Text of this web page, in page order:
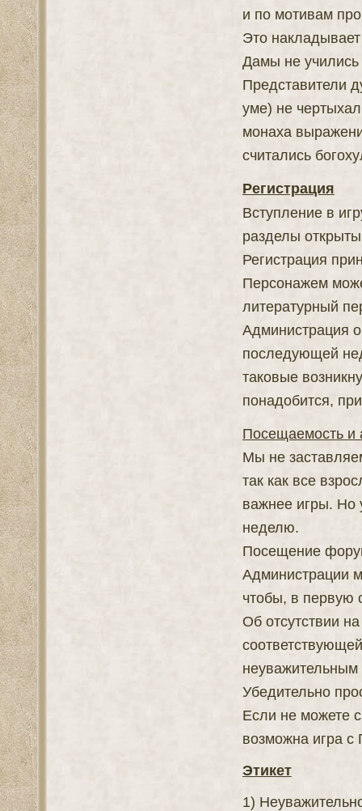
и по мотивам
Это
Дамы не
Представители
уме) не
монаха
считались
Регистрация
Вступление в
разделы
Регистрация
Персонажем
литературный
Администрация
последующей
таковые
понадобится,
Посещаемость и
Мы не
так как все
важнее игры. Но
неделю.
Посещение
Администрации
чтобы, в первую
Об отсутствии
Убедительно
Если не можете
возможна игра с
Этикет
1)